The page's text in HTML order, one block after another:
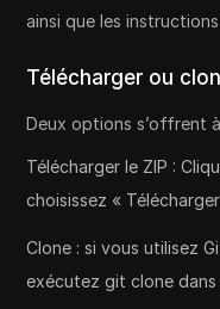
ainsi que les
Télécharger ou
Deux options s’offrent
Télécharger le ZIP :
choisissez «
Clone : si vous utilisez
exécutez git clone